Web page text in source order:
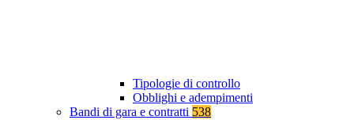
Tipologie di controllo
Obblighi e adempimenti
Bandi di gara e contratti 538